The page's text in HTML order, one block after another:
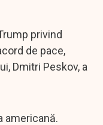
privind
de pace,
Dmitri Peskov, a
americană.